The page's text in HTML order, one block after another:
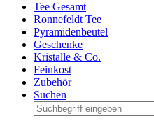
Tee Gesamt
Ronnefeldt Tee
Pyramidenbeutel
Geschenke
Kristalle & Co.
Feinkost
Zubehör
Suchen